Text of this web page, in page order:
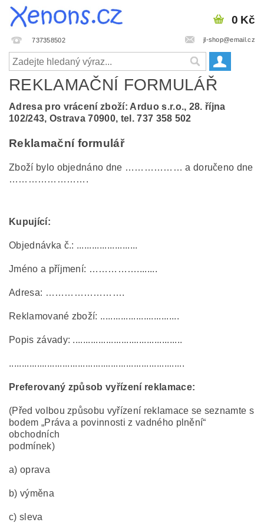
737358502 jl-shop@email.cz
0 Kč
REKLAMAČNÍ FORMULÁŘ
Adresa pro vrácení zboží: Arduo s.r.o., 28. října
102/243, Ostrava 70900, tel. 737 358 502
Reklamační formulář
Zboží bylo objednáno dne ……………… a doručeno dne
…………………….
Kupující:
Objednávka č.: ........................
Jméno a příjmení: ……………........
Adresa: …………………….
Reklamované zboží: ...............................
Popis závady: ...........................................
.....................................................................
Preferovaný způsob vyřízení reklamace:
(Před volbou způsobu vyřízení reklamace se seznamte s
bodem „Práva a povinnosti z vadného plnění“
obchodních
podmínek)
a) oprava
b) výměna
c) sleva